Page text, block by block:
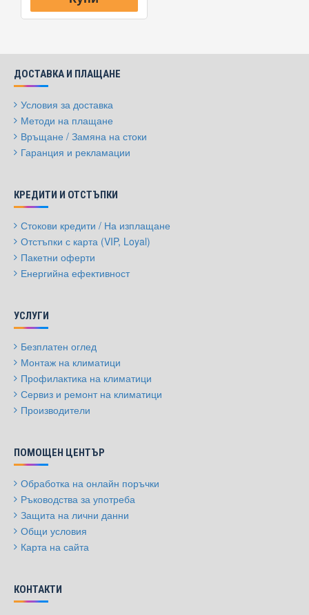
ДОСТАВКА И ПЛАЩАНЕ
Условия за доставка
Методи на плащане
Връщане / Замяна на стоки
Гаранция и рекламации
КРЕДИТИ И ОТСТЪПКИ
Стокови кредити / На изплащане
Отстъпки с карта (VIP, Loyal)
Пакетни оферти
Енергийна ефективност
УСЛУГИ
Безплатен оглед
Монтаж на климатици
Профилактика на климатици
Сервиз и ремонт на климатици
Производители
ПОМОЩЕН ЦЕНТЪР
Обработка на онлайн поръчки
Ръководства за употреба
Защита на лични данни
Общи условия
Карта на сайта
КОНТАКТИ